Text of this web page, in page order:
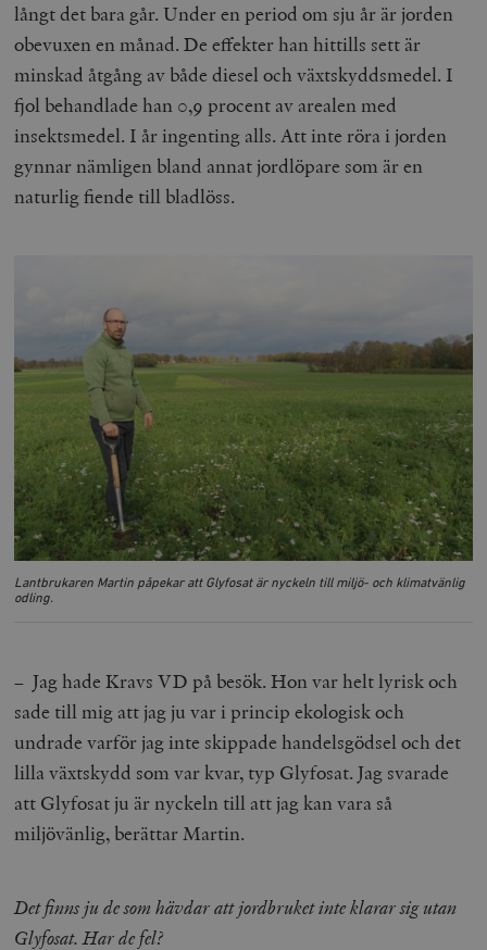
långt det bara går. Under en period om sju år är jorden
obevuxen en månad. De effekter han hittills sett är
minskad åtgång av både diesel och växtskyddsmedel. I
fjol behandlade han 0,9 procent av arealen med
insektsmedel. I år ingenting alls. Att inte röra i jorden
gynnar nämligen bland annat jordlöpare som är en
naturlig fiende till bladlöss.
Lantbrukaren Martin påpekar att Glyfosat är nyckeln till miljö- och klimatvänlig
odling.
– Jag hade Kravs VD på besök. Hon var helt lyrisk och
sade till mig att jag ju var i princip ekologisk och
undrade varför jag inte skippade handelsgödsel och det
lilla växtskydd som var kvar, typ Glyfosat. Jag svarade
att Glyfosat ju är nyckeln till att jag kan vara så
miljövänlig, berättar Martin.
Det finns ju de som hävdar att jordbruket inte klarar sig utan
Glyfosat. Har de fel?